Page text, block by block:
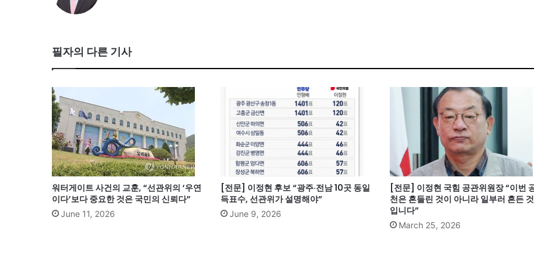
필자의 다른 기사
워터게이트 사건의 교훈, “선관위의 ‘우연
이다’보다 중요한 것은 국민의 신뢰다”
June 11, 2026
[전문] 이정현 후보 “광주·전남 10곳 동일
득표수, 선관위가 설명해야”
June 9, 2026
[전문] 이정현 국힘 공관위원장 “이번
천은 흔들린 것이 아니라 일부러 흔든 것
입니다”
March 25, 2026